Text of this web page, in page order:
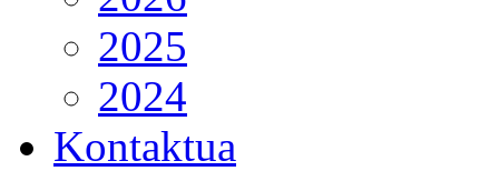
2025
2024
Kontaktua